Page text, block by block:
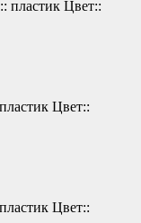
пластик Цвет::
пластик Цвет::
пластик Цвет::